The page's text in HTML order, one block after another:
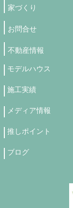
家づくり
お問合せ
不動産情報
モデルハウス
施工実績
メディア情報
推しポイント
ブログ